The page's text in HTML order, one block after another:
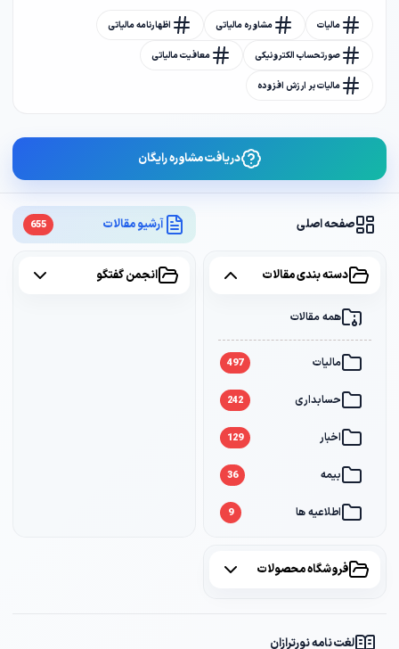
صفحه اصلی آرشیو مقالات 655
دسته بندی مقالات
همه مقالات
مالیات 497
حسابداری 242
اخبار 129
بیمه 36
اطلاعیه ها 9
انجمن گفتگو
فروشگاه محصولات
لغت نامه نورترازان
مالیات مشاوره مالیاتی اظهارنامه مالیاتی
صورتحساب الکترونیکی معافیت مالیاتی
مالیات بر ارزش افزوده
دریافت مشاوره رایگان